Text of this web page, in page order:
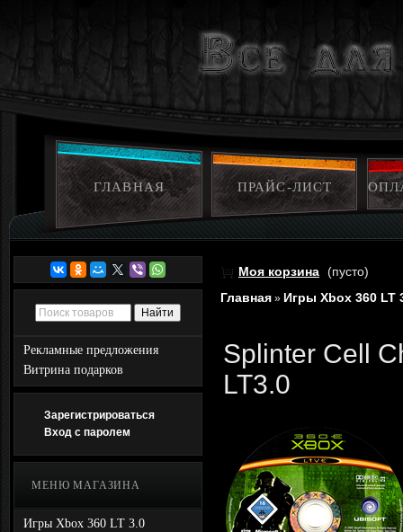
ГЛАВНАЯ ПРАЙС-ЛИСТ
Рекламные предложения
Витрина подарков
Зарегистрироваться
Вход с паролем
МЕНЮ МАГАЗИНА
Игры Xbox 360 LT 3.0
Моя корзина (пусто)
Главная » Игры Xbox 360 LT
Splinter Cell
LT3.0